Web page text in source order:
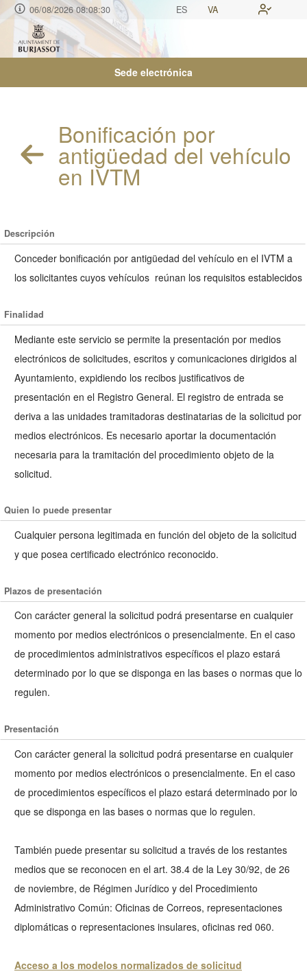
06/08/2026 08:08:31 ES VA
Sede electrónica
Bonificación por
antigüedad del vehículo
en IVTM
Descripción
Conceder bonificación por antigüedad del vehículo en el IVTM a
los solicitantes cuyos vehículos reúnan los requisitos establecidos
Finalidad
Mediante este servicio se permite la presentación por medios
electrónicos de solicitudes, escritos y comunicaciones dirigidos al
Ayuntamiento, expidiendo los recibos justificativos de
presentación en el Registro General. El registro de entrada se
deriva a las unidades tramitadoras destinatarias de la solicitud por
medios electrónicos. Es necesario aportar la documentación
necesaria para la tramitación del procedimiento objeto de la
solicitud.
Quien lo puede presentar
Cualquier persona legitimada en función del objeto de la solicitud
y que posea certificado electrónico reconocido.
Plazos de presentación
Con carácter general la solicitud podrá presentarse en cualquier
momento por medios electrónicos o presencialmente. En el caso
de procedimientos administrativos específicos el plazo estará
determinado por lo que se disponga en las bases o normas que lo
regulen.
Presentación
Con carácter general la solicitud podrá presentarse en cualquier
momento por medios electrónicos o presencialmente. En el caso
de procedimientos específicos el plazo estará determinado por lo
que se disponga en las bases o normas que lo regulen.
También puede presentar su solicitud a través de los restantes
medios que se reconocen en el art. 38.4 de la Ley 30/92, de 26
de noviembre, de Régimen Jurídico y del Procedimiento
Administrativo Común: Oficinas de Correos, representaciones
diplomáticas o representaciones insulares, oficinas red 060.
Acceso a los modelos normalizados de solicitud